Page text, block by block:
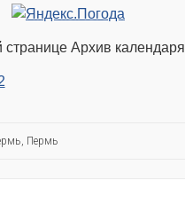
Архив календаря
, Пермь